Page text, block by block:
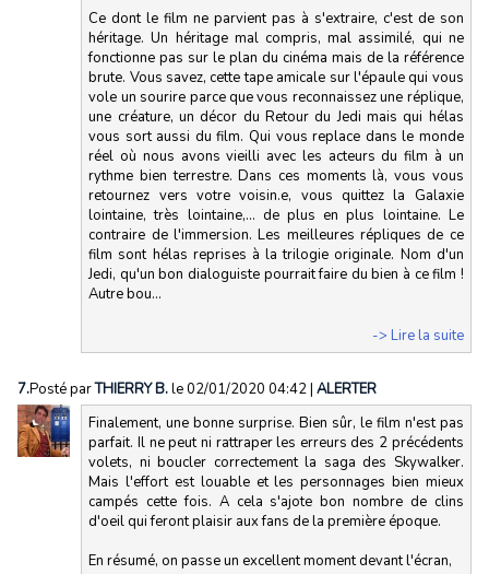
Ce dont le film ne parvient pas à s'extraire, c'est de son
héritage. Un héritage mal compris, mal assimilé, qui ne
fonctionne pas sur le plan du cinéma mais de la référence
brute. Vous savez, cette tape amicale sur l'épaule qui vous
vole un sourire parce que vous reconnaissez une réplique,
une créature, un décor du Retour du Jedi mais qui hélas
vous sort aussi du film. Qui vous replace dans le monde
réel où nous avons vieilli avec les acteurs du film à un
rythme bien terrestre. Dans ces moments là, vous vous
retournez vers votre voisin.e, vous quittez la Galaxie
lointaine, très lointaine,... de plus en plus lointaine. Le
contraire de l'immersion. Les meilleures répliques de ce
film sont hélas reprises à la trilogie originale. Nom d'un
Jedi, qu'un bon dialoguiste pourrait faire du bien à ce film !
Autre bou...
-> Lire la suite
7.Posté parTHIERRY B.le 02/01/2020 04:42 | ALERTER
Finalement, une bonne surprise. Bien sûr, le film n'est pas
parfait. Il ne peut ni rattraper les erreurs des 2 précédents
volets, ni boucler correctement la saga des Skywalker.
Mais l'effort est louable et les personnages bien mieux
campés cette fois. A cela s'ajote bon nombre de clins
d'oeil qui feront plaisir aux fans de la première époque.
En résumé, on passe un excellent moment devant l'écran,